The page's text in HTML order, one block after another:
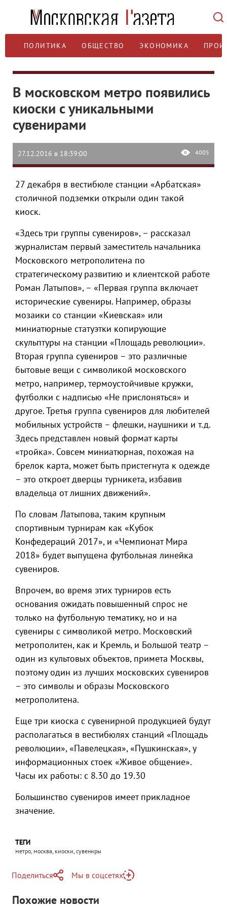
ПОЛИТИКА ОБЩЕСТВО ЭКОНОМИКА
В московском метро появились
киоски с уникальными
сувенирами
27.12.2016 в 18:39:00 4005
27 декабря в вестибюле станции «Арбатская»
столичной подземки открыли один такой
киоск.
«Здесь три группы сувениров», – рассказал
журналистам первый заместитель начальника
Московского метрополитена по
стратегическому развитию и клиентской работе
Роман Латыпов», – «Первая группа включает
исторические сувениры. Например, образы
мозаики со станции «Киевская» или
миниатюрные статуэтки копирующие
скульптуры на станции «Площадь революции».
Вторая группа сувениров – это различные
бытовые вещи с символикой московского
метро, например, термоустойчивые кружки,
футболки с надписью «Не прислоняться» и
другое. Третья группа сувениров для любителей
мобильных устройств – флешки, наушники и т.д.
Здесь представлен новый формат карты
«тройка». Совсем миниатюрная, похожая на
брелок карта, может быть пристегнута к одежде
– это откроет дверцы турникета, избавив
владельца от лишних движений».
По словам Латыпова, таким крупным
спортивным турнирам как «Кубок
Конфедераций 2017», и «Чемпионат Мира
2018» будет выпущена футбольная линейка
сувениров.
Впрочем, во время этих турниров есть
основания ожидать повышенный спрос не
только на футбольную тематику, но и на
сувениры с символикой метро. Московский
метрополитен, как и Кремль, и Большой театр –
один из культовых объектов, примета Москвы,
поэтому один из лучших московских сувениров
– это символы и образы Московского
метрополитена.
Еще три киоска с сувенирной продукцией будут
располагаться в вестибюлях станций «Площадь
революции», «Павелецкая», «Пушкинская», у
информационных стоек «Живое общение».
Часы их работы: с 8.30 до 19.30
Большинство сувениров имеет прикладное
значение.
ТЕГИ
метро, москва, киоски, сувениры
Поделиться
Telegram
Мы в соцсетях
Похожие новости